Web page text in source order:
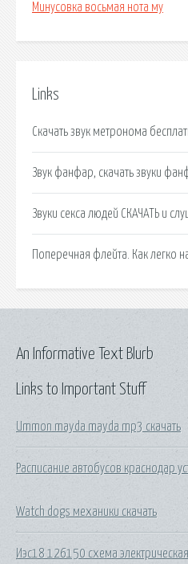
Минусовка восьмая нота му
Links
Скачать звук метронома
Звук фанфар, скачать звуки
Звуки секса людей СКАЧАТЬ и
Поперечная флейта. Как легко
Links to Important Stuff
Ummon mayda mayda mp3 скачать
Расписание автобусов краснодар
Watch dogs механики скачать
Иэс18 126150 схема электрическая
An Informative Text Blurb